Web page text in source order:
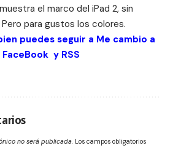
el marco del iPad 2, sin
para gustos los colores.
puedes seguir a Me cambio a
FaceBook y RSS
no será publicada. Los campos obligatorios